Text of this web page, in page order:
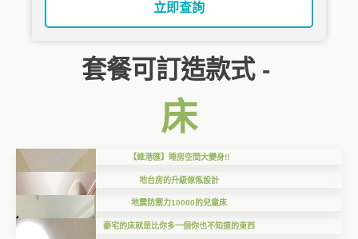
立即查詢
套餐可訂造款式 -
床
【維港匯】睡房空間大變身!!
地台房的升級傢俬設計
地震防禦力10000的兒童床
豪宅的床就是比你多一個你也不知道的東西